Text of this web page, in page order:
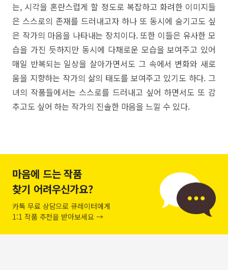
는, 시각을 혼란스럽게 할 정도로 복잡하고 화려한 이미지들
은 스스로의 존재를 드러내고자 하나 또 동시에 숨기고도 싶
은 작가의 마음을 나타내는 장치이다. 또한 이들은 유사한 모
습을 가진 듯하지만 동시에 다채로운 모습을 보여주고 있어
매일 반복되는 일상을 살아가면서도 그 속에서 변화와 새로
움을 지향하는 작가의 삶의 태도를 보여주고 있기도 하다. 그
녀의 작품들에서는 스스로를 드러내고 싶어 하면서도 또 감
추고도 싶어 하는 작가의 진솔한 마음을 느낄 수 있다.
마음에 드는 작품
찾기 어려우신가요?
카톡 무료 상담으로 큐레이터에게
1:1 작품 추천을 받아보세요 →